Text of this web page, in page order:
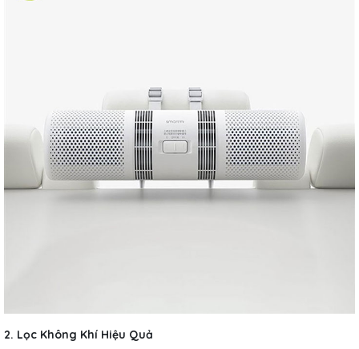
2. Lọc Không Khí Hiệu Quả